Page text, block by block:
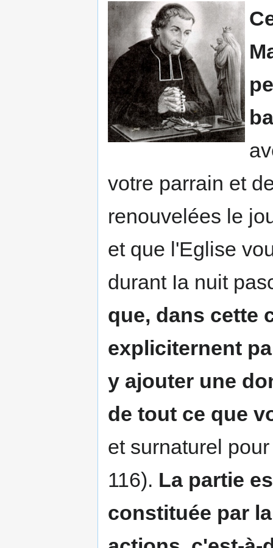
votre parrain et
renouvelées le
et que l'Eglise
durant Ia nuit
que, dans cette
expliciternent
y ajouter une
de tout ce que
et surnaturel
116). La partie
constituée par